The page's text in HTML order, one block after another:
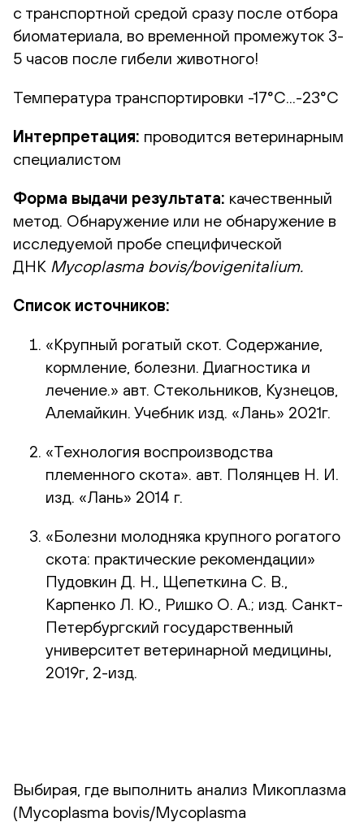
с транспортной средой сразу после отбора
биоматериала, во временной промежуток 3-
5 часов после гибели животного!
Температура транспортировки -17°С...-23°С
Интерпретация: проводится ветеринарным
специалистом
Форма выдачи результата: качественный
метод. Обнаружение или не обнаружение в
исследуемой пробе специфической
ДНК Mycoplasma bovis/bovigenitalium.
Список источников:
«Крупный рогатый скот. Содержание,
кормление, болезни. Диагностика и
лечение.» авт. Стекольников, Кузнецов,
Алемайкин. Учебник изд. «Лань» 2021г.
«Технология воспроизводства
племенного скота». авт. Полянцев Н. И.
изд. «Лань» 2014 г.
«Болезни молодняка крупного рогатого
скота: практические рекомендации»
Пудовкин Д. Н., Щепеткина С. В.,
Карпенко Л. Ю., Ришко О. А.; изд. Санкт-
Петербургский государственный
университет ветеринарной медицины,
2019г, 2-изд.
Выбирая, где выполнить анализ Микоплазма
(Mycoplasma bovis/Mycoplasma